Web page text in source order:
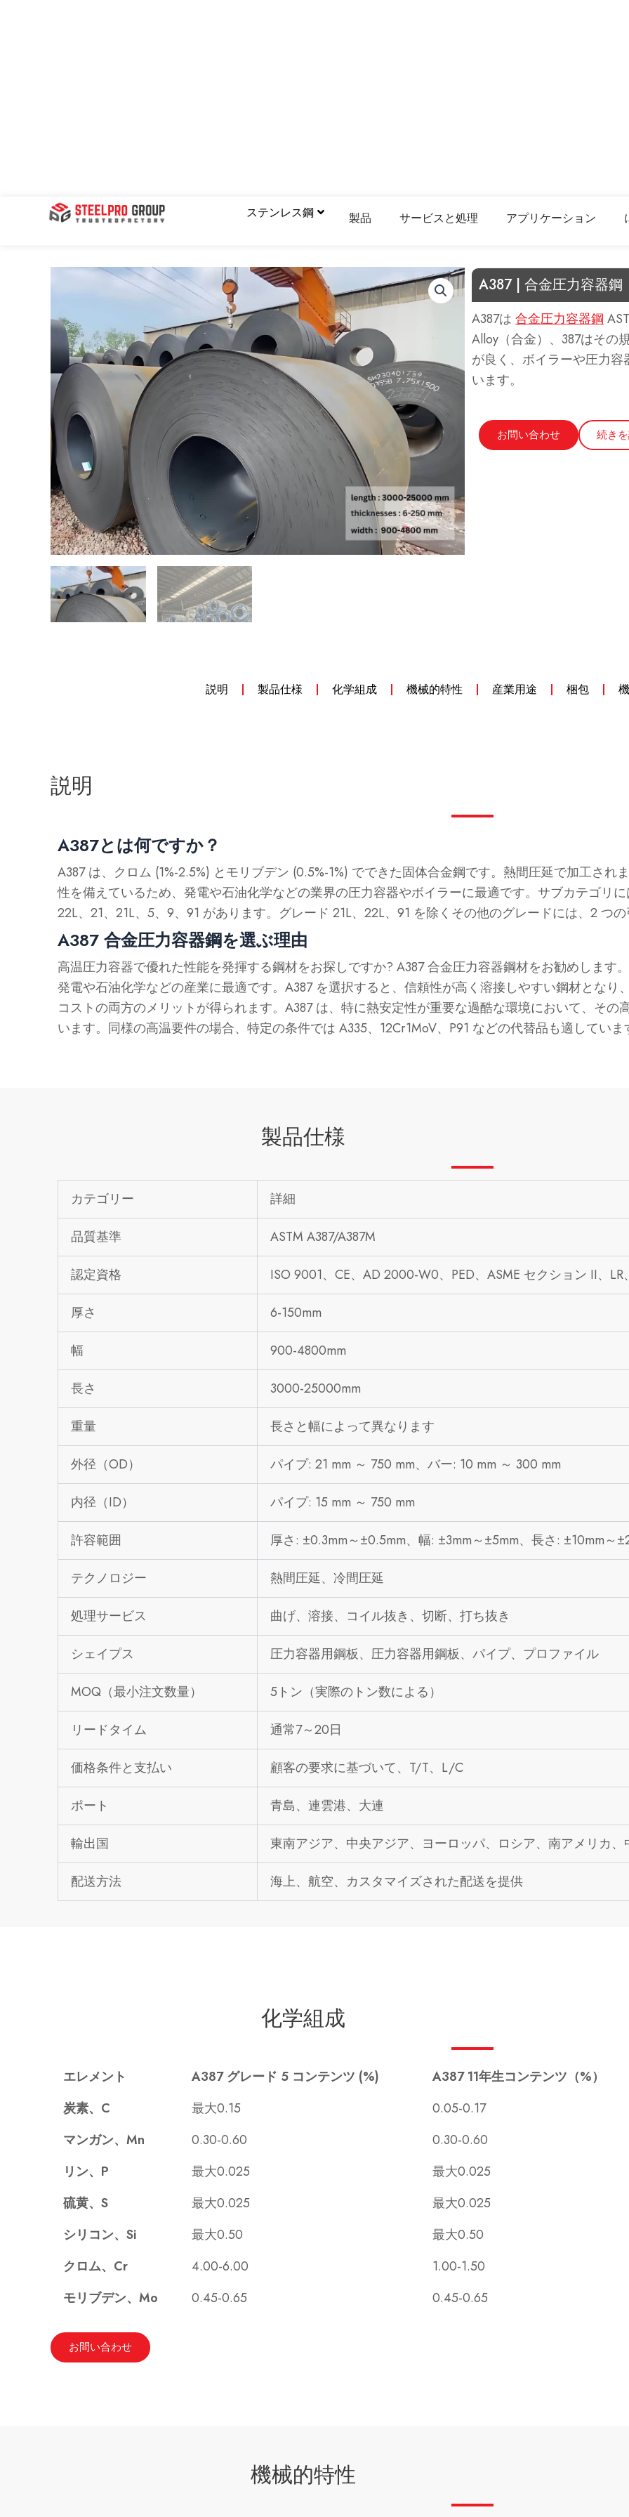
ステンレス鋼 製品 サービスと処理 アプリケーション
A387 | 合金圧力容器鋼
A387は 合金圧力容器鋼
Alloy（合金）、387はその
が良く、ボイラーや圧力
います。
お問い合わせ 続き
説明 製品仕様 化学組成 機械的特性 産業用途 梱包
説明
A387とは何ですか？
A387 は、クロム (1%-2.5%) とモリブデン (0.5%-1%) でできた固体合金鋼です。熱間圧延で加工さ
性を備えているため、発電や石油化学などの業界の圧力容器やボイラーに最適です。サブカテゴリに
22L、21、21L、5、9、91 があります。グレード 21L、22L、91 を除くその他のグレードには、2 つの
A387 合金圧力容器鋼を選ぶ理由
高温圧力容器で優れた性能を発揮する鋼材をお探しですか? A387 合金圧力容器鋼材をお勧めします
発電や石油化学などの産業に最適です。A387 を選択すると、信頼性が高く溶接しやすい鋼材となり
コストの両方のメリットが得られます。A387 は、特に熱安定性が重要な過酷な環境において、その
います。同様の高温要件の場合、特定の条件では A335、12Cr1MoV、P91 などの代替品も適していま
製品仕様
カテゴリー 詳細
品質基準 ASTM A387/A387M
認定資格 ISO 9001、CE、AD 2000-W0、PED、ASME セクション II、LR
厚さ 6-150mm
幅 900-4800mm
長さ 3000-25000mm
重量 長さと幅によって異なります
外径（OD） パイプ: 21 mm ～ 750 mm、バー: 10 mm ～ 300 mm
内径（ID） パイプ: 15 mm ～ 750 mm
許容範囲 厚さ: ±0.3mm～±0.5mm、幅: ±3mm～±5mm、長さ: ±10mm～
テクノロジー 熱間圧延、冷間圧延
処理サービス 曲げ、溶接、コイル抜き、切断、打ち抜き
シェイプス 圧力容器用鋼板、圧力容器用鋼板、パイプ、プロファイル
MOQ（最小注文数量） 5トン（実際のトン数による）
リードタイム 通常7～20日
価格条件と支払い 顧客の要求に基づいて、T/T、L/C
ポート 青島、連雲港、大連
輸出国 東南アジア、中央アジア、ヨーロッパ、ロシア、南アメリカ、
配送方法 海上、航空、カスタマイズされた配送を提供
化学組成
エレメント A387 グレード 5 コンテンツ (%) A387 11年生コンテンツ（%）
炭素、C
最大0.15 0.05-0.17
マンガン、Mn
0.30-0.60 0.30-0.60
リン、P
最大0.025 最大0.025
硫黄、S
最大0.025 最大0.025
シリコン、Si
最大0.50 最大0.50
クロム、Cr
4.00-6.00 1.00-1.50
モリブデン、Mo
0.45-0.65 0.45-0.65
お問い合わせ
機械的特性